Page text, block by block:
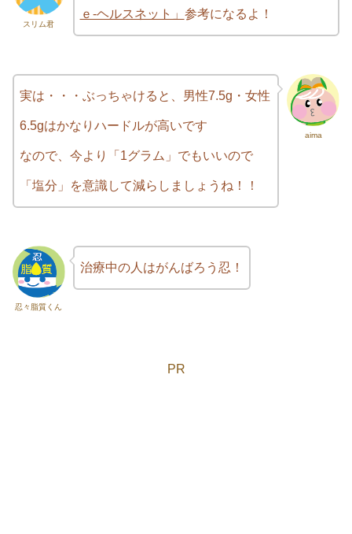
スリム君
ｅ-ヘルスネット」 参考になるよ！
aima
実は・・・ぶっちゃけると、男性7.5g・女性
6.5gはかなりハードルが高いです
なので、今より「1グラム」でもいいので
「塩分」を意識して減らしましょうね！！
忍々脂質くん
治療中の人はがんばろう忍！
PR